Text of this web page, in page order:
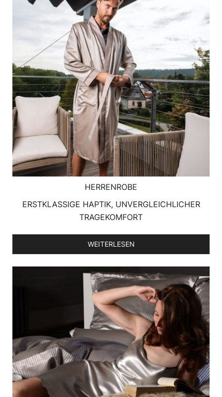
HERRENROBE
ERSTKLASSIGE HAPTIK, UNVERGLEICHLICHER
TRAGEKOMFORT
WEITERLESEN